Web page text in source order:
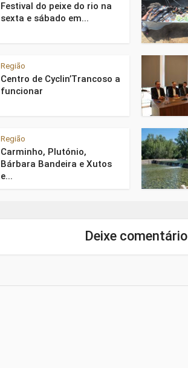
Festival do peixe do rio na
sexta e sábado em...
Região
Centro de Cyclin’Trancoso a
funcionar
Região
Carminho, Plutónio,
Bárbara Bandeira e Xutos
e...
Deixe comentário